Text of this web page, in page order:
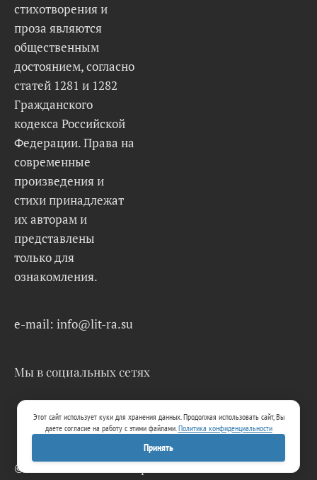
стихотворения и
проза являются
общественным
достоянием, согласно
статей 1281 и 1282
Гражданского
кодекса Российской
Федерации. Права на
современные
произведения и
стихи принадлежат
их авторам и
представлены
только для
ознакомления.
e-mail: info@lit-ra.su
Мы в социальных сетях
© 2026 Lit-Ra.su. Электронная библиотека.
Этот сайт использует куки для хранения данных. Продолжая использовать сайт, Вы
даете согласие на работу с этими файлами.Политика конфиденциальности
Принять